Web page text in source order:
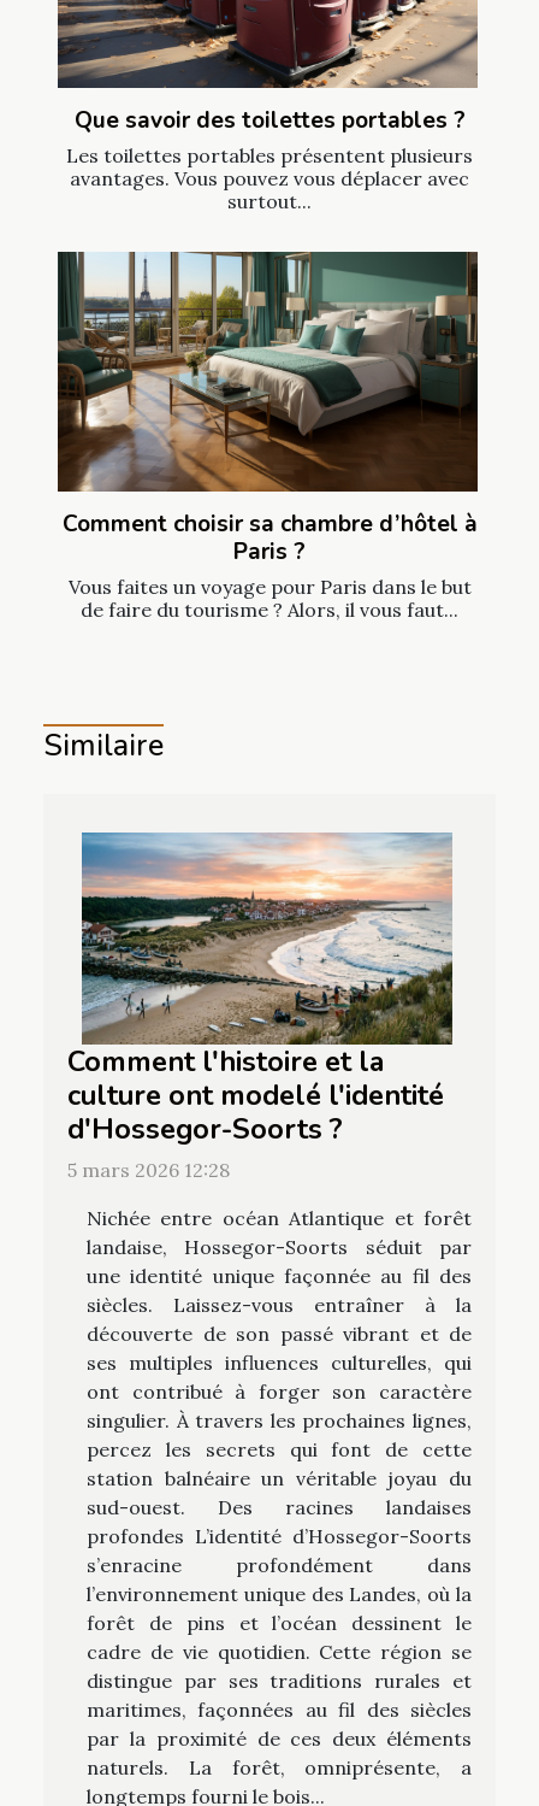
Que savoir des toilettes portables ?
Les toilettes portables présentent plusieurs
avantages. Vous pouvez vous déplacer avec
surtout...
Comment choisir sa chambre d’hôtel à
Paris ?
Vous faites un voyage pour Paris dans le but
de faire du tourisme ? Alors, il vous faut...
Similaire
Comment l'histoire et la
culture ont modelé l'identité
d'Hossegor-Soorts ?
5 mars 2026 12:28
Nichée entre océan Atlantique et forêt
landaise, Hossegor-Soorts séduit par
une identité unique façonnée au fil des
siècles. Laissez-vous entraîner à la
découverte de son passé vibrant et de
ses multiples influences culturelles, qui
ont contribué à forger son caractère
singulier. À travers les prochaines lignes,
percez les secrets qui font de cette
station balnéaire un véritable joyau du
sud-ouest. Des racines landaises
profondes L’identité d’Hossegor-Soorts
s’enracine profondément dans
l’environnement unique des Landes, où la
forêt de pins et l’océan dessinent le
cadre de vie quotidien. Cette région se
distingue par ses traditions rurales et
maritimes, façonnées au fil des siècles
par la proximité de ces deux éléments
naturels. La forêt, omniprésente, a
longtemps fourni le bois...